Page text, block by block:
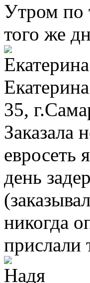
Утром по
того же
Екатерина
35,
Заказала
евросеть
день
никогда
прислали